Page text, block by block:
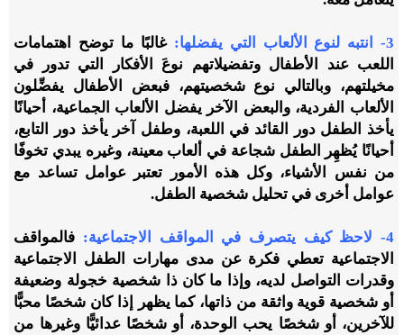
3- انتبه لنوع الألعاب التي يفضلها :غالبًا ما توضح اهتمامات
اللعب عند الأطفال وتفضيلاتهم نوعَ الأفكار التي تدور في
مخيلتهم، وبالتالي نوع شخصيتهم، فبعض الأطفال يفضِّلون
الألعاب الفردية، والبعض الآخر يفضل الألعاب الجماعية، أحيانًا
يأخذ الطفل دور القائد في اللعبة، وطفل آخر يأخذ دور التابع،
أحيانًا يُظهِر الطفل شجاعة في ألعاب معينة، وغيره يبدي تخوفًا
من نفس الأشياء، وكل هذه الأمور تعتبر عوامل تساعد مع
عوامل أخرى في تحليل شخصية الطفل.
4- لاحظ كيف يتصرف في المواقف الاجتماعية : فالمواقف
الاجتماعية تعطي فكرة عن مدى مهارات الطفل الاجتماعية
وقدرات التواصل لديه، وإذا ما كان ذا شخصية خجولة وضعيفة
أو شخصية قوية واثقة من ذاتها، كما يظهر إذا كان شخصًا محبًّا
للآخرين، أو شخصًا يحب الوحدة، أو شخصًا عدائيًّا وغيرها من